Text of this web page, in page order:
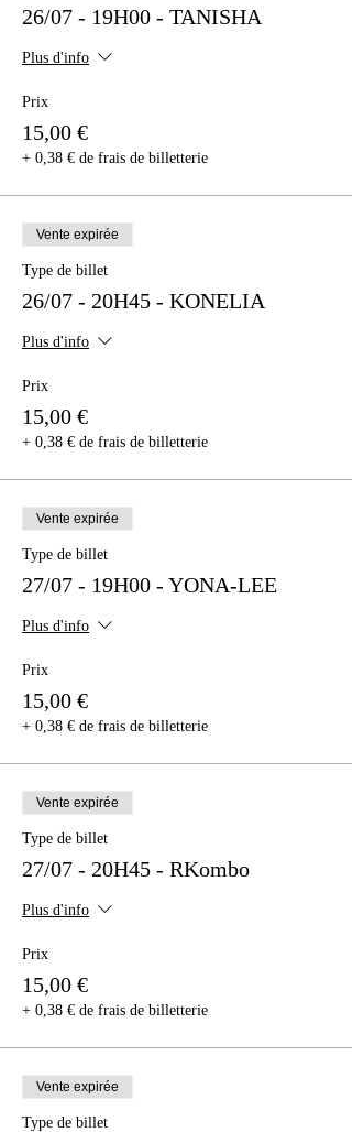
26/07 - 19H00 - TANISHA
Plus d'info
Prix
15,00 €
+ 0,38 € de frais de billetterie
Vente expirée
Type de billet
26/07 - 20H45 - KONELIA
Plus d'info
Prix
15,00 €
+ 0,38 € de frais de billetterie
Vente expirée
Type de billet
27/07 - 19H00 - YONA-LEE
Plus d'info
Prix
15,00 €
+ 0,38 € de frais de billetterie
Vente expirée
Type de billet
27/07 - 20H45 - RKombo
Plus d'info
Prix
15,00 €
+ 0,38 € de frais de billetterie
Vente expirée
Type de billet